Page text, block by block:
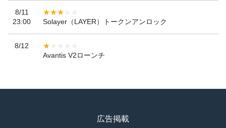
8/11
23:00
Solayer（LAYER）トークンアンロック
8/12
Avantis V2ローンチ
広告掲載